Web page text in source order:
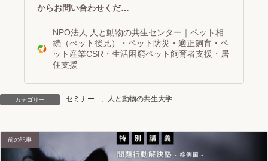
からお問い合わせくだ…
NPO法人 人と動物の共生センター｜ペット相
続（ぺット後見）・ペット防災・適正飼育・ペ
ット産業CSR・生活困窮ペット飼育者支援・居
住支援
カテゴリー セミナー 、 人と動物の共生大学
前の記事